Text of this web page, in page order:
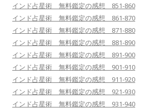
インド占星術 無料鑑定の感想 851-860
インド占星術 無料鑑定の感想 861-870
インド占星術 無料鑑定の感想 871-880
インド占星術 無料鑑定の感想 881-890
インド占星術 無料鑑定の感想 891-900
インド占星術 無料鑑定の感想 901-910
インド占星術 無料鑑定の感想 911-920
インド占星術 無料鑑定の感想 921-930
インド占星術 無料鑑定の感想 931-940